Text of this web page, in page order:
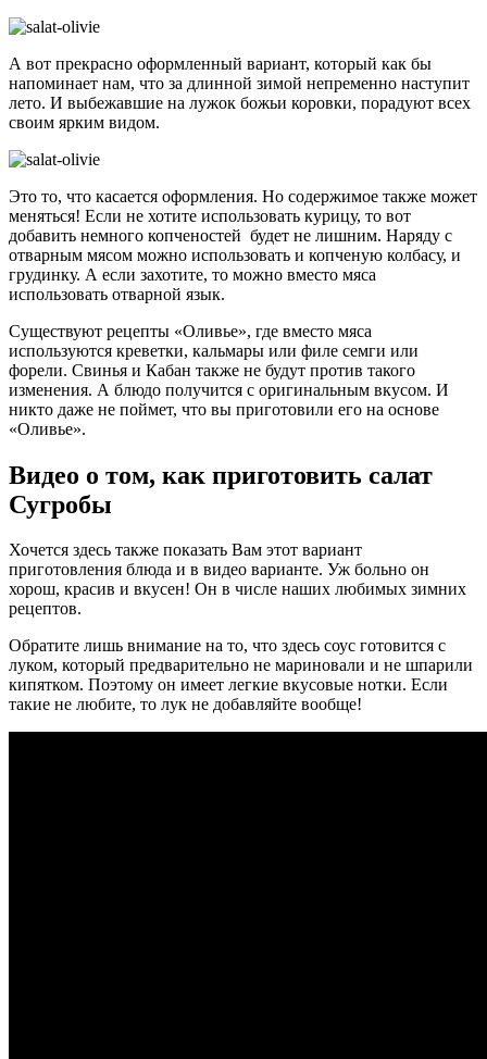
А вот прекрасно оформленный вариант, который как бы
напоминает нам, что за длинной зимой непременно наступит
лето. И выбежавшие на лужок божьи коровки, порадуют всех
своим ярким видом.
Это то, что касается оформления. Но содержимое также может
меняться! Если не хотите использовать курицу, то вот
добавить немного копченостей будет не лишним. Наряду с
отварным мясом можно использовать и копченую колбасу, и
грудинку. А если захотите, то можно вместо мяса
использовать отварной язык.
Существуют рецепты «Оливье», где вместо мяса
используются креветки, кальмары или филе семги или
форели. Свинья и Кабан также не будут против такого
изменения. А блюдо получится с оригинальным вкусом. И
никто даже не поймет, что вы приготовили его на основе
«Оливье».
Видео о том, как приготовить салат
Сугробы
Хочется здесь также показать Вам этот вариант
приготовления блюда и в видео варианте. Уж больно он
хорош, красив и вкусен! Он в числе наших любимых зимних
рецептов.
Обратите лишь внимание на то, что здесь соус готовится с
луком, который предварительно не мариновали и не шпарили
кипятком. Поэтому он имеет легкие вкусовые нотки. Если
такие не любите, то лук не добавляйте вообще!